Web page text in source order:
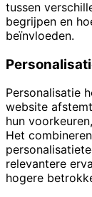
tussen
begrijpen en
beïnvloeden.
Personalisatie
website
hun
Het
relevantere
hogere